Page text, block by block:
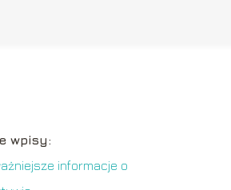
wpisy:
informacje o